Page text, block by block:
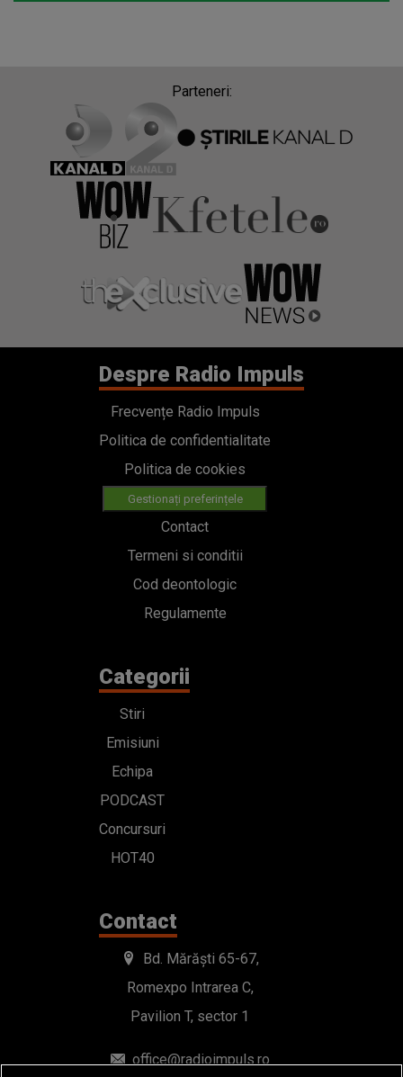
Parteneri:
Despre Radio Impuls
Frecvențe Radio Impuls
Politica de confidentialitate
Politica de cookies
Gestionați preferințele
Contact
Termeni si conditii
Cod deontologic
Regulamente
Categorii
Stiri
Emisiuni
Echipa
PODCAST
Concursuri
HOT40
Contact
Bd. Mărăști 65-67,
Romexpo Intrarea C,
Pavilion T, sector 1
office@radioimpuls.ro